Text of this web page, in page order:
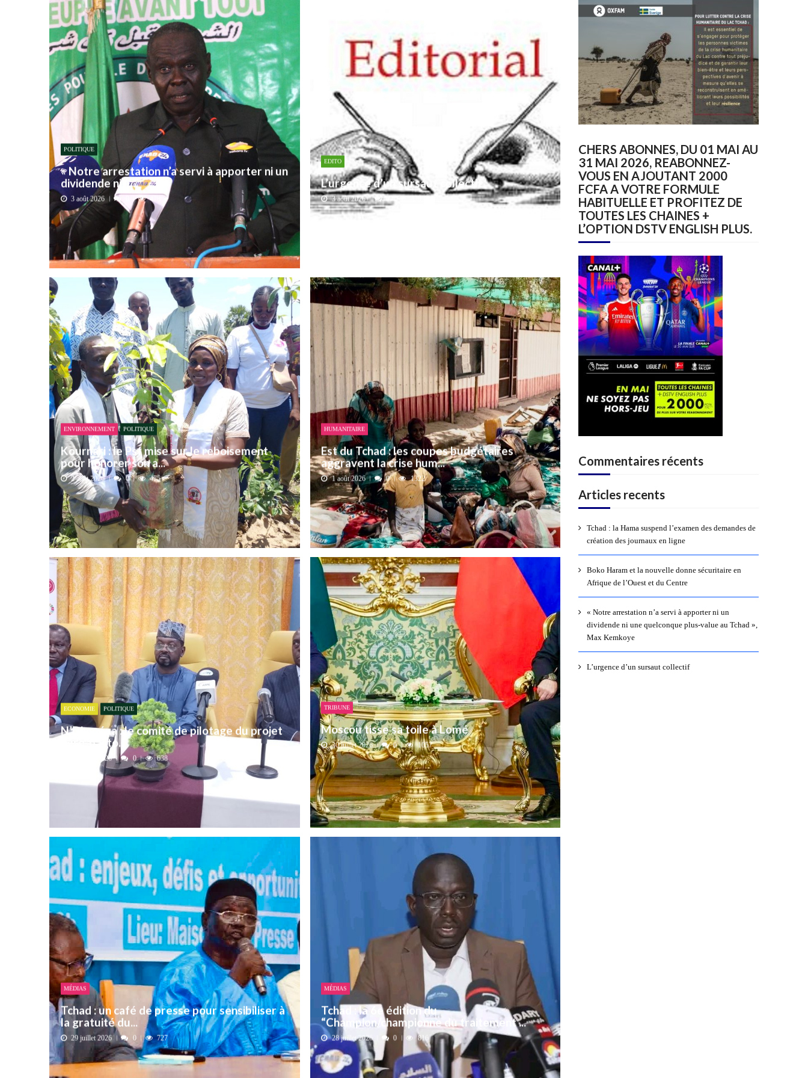
POLITIQUE
« Notre arrestation n’a servi à apporter ni un
dividende ni ...
3 août 2026 478
EDITO
L’urgence d’un sursaut collectif
3 août 2026
ENVIRONNEMENT POLITIQUE
Kournari : le Psf mise sur le reboisement
pour honorer son a...
2 août 2026 0 475
HUMANITAIRE
Est du Tchad : les coupes budgétaires
aggravent la crise hum...
1 août 2026 0 1322
ECONOMIE POLITIQUE
N’Djaména : le comité de pilotage du projet
agro-pasto...
31 juillet 2026 0 638
TRIBUNE
Moscou tisse sa toile à Lomé
30 juillet 2026 0 1057
MÉDIAS
Tchad : un café de presse pour sensibiliser à
la gratuité du...
29 juillet 2026 0 727
MÉDIAS
Tchad : la 6e édition du
“Champion/championne du traitement ...
28 juillet 2026 0 816
e
s
CHERS ABONNES, DU 01 MAI AU
31 MAI 2026, REABONNEZ-
VOUS EN AJOUTANT 2000
FCFA A VOTRE FORMULE
HABITUELLE ET PROFITEZ DE
TOUTES LES CHAINES +
L’OPTION DSTV ENGLISH PLUS.
Commentaires récents
Articles recents
Tchad : la Hama suspend l’examen des demandes de
création des journaux en ligne
Boko Haram et la nouvelle donne sécuritaire en
Afrique de l’Ouest et du Centre
« Notre arrestation n’a servi à apporter ni un
dividende ni une quelconque plus-value au Tchad »,
Max Kemkoye
L’urgence d’un sursaut collectif